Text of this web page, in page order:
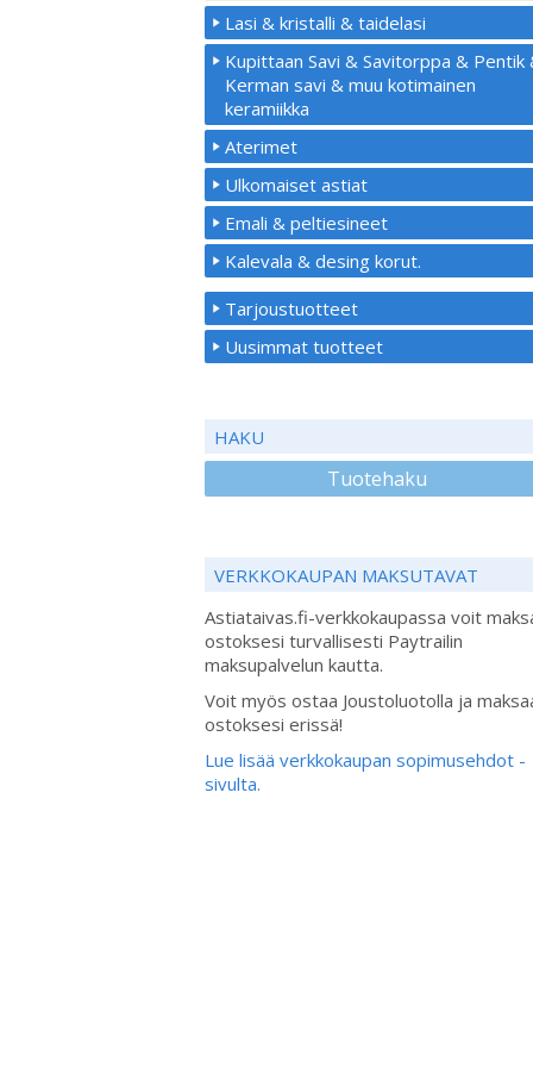
Lasi & kristalli & taidelasi
Kupittaan Savi & Savitorppa & Pentik
Kerman savi & muu kotimainen
keramiikka
Aterimet
Ulkomaiset astiat
Emali & peltiesineet
Kalevala & desing korut.
Tarjoustuotteet
Uusimmat tuotteet
HAKU
Tuotehaku
VERKKOKAUPAN MAKSUTAVAT
Astiataivas.fi-verkkokaupassa voit
ostoksesi turvallisesti Paytrailin
maksupalvelun kautta.
Voit myös ostaa Joustoluotolla ja
ostoksesi erissä!
Lue lisää verkkokaupan sopimusehdot -
sivulta.